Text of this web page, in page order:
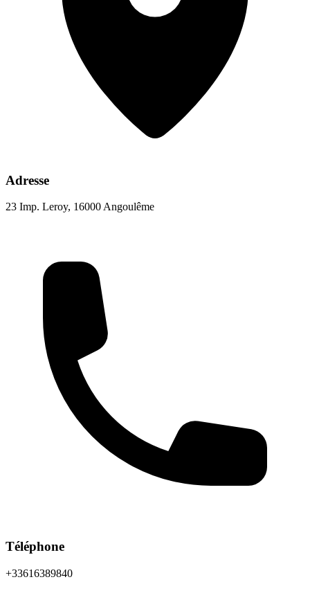
Adresse
23 Imp. Leroy, 16000 Angoulême
Téléphone
+33616389840